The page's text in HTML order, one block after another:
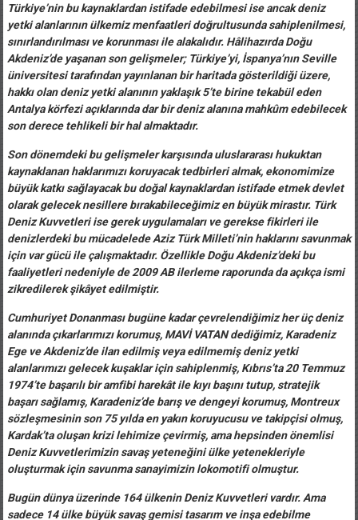
Türkiye’nin bu kaynaklardan istifade edebilmesi ise ancak deniz
yetki alanlarının ülkemiz menfaatleri doğrultusunda sahiplenilmesi,
sınırlandırılması ve korunması ile alakalıdır. Hâlihazırda Doğu
Akdeniz’de yaşanan son gelişmeler; Türkiye’yi, İspanya’nın Seville
üniversitesi tarafından yayınlanan bir haritada gösterildiği üzere,
hakkı olan deniz yetki alanının yaklaşık 5’te birine tekabül eden
Antalya körfezi açıklarında dar bir deniz alanına mahkûm edebilecek
son derece tehlikeli bir hal almaktadır.
Son dönemdeki bu gelişmeler karşısında uluslararası hukuktan
kaynaklanan haklarımızı koruyacak tedbirleri almak, ekonomimize
büyük katkı sağlayacak bu doğal kaynaklardan istifade etmek devlet
olarak gelecek nesillere bırakabileceğimiz en büyük mirastır. Türk
Deniz Kuvvetleri ise gerek uygulamaları ve gerekse fikirleri ile
denizlerdeki bu mücadelede Aziz Türk Milleti’nin haklarını savunmak
için var gücü ile çalışmaktadır. Özellikle Doğu Akdeniz’deki bu
faaliyetleri nedeniyle de 2009 AB ilerleme raporunda da açıkça ismi
zikredilerek şikâyet edilmiştir.
Cumhuriyet Donanması bugüne kadar çevrelendiğimiz her üç deniz
alanında çıkarlarımızı korumuş, MAVİ VATANdediğimiz, Karadeniz
Ege ve Akdeniz’de ilan edilmiş veya edilmemiş deniz yetki
alanlarımızı gelecek kuşaklar için sahiplenmiş, Kıbrıs’ta 20 Temmuz
1974’te başarılı bir amfibi harekât ile kıyı başını tutup, stratejik
başarı sağlamış, Karadeniz’de barış ve dengeyi korumuş, Montreux
sözleşmesinin son 75 yılda en yakın koruyucusu ve takipçisi olmuş,
Kardak’ta oluşan krizi lehimize çevirmiş, ama hepsinden önemlisi
Deniz Kuvvetlerimizin savaş yeteneğini ülke yetenekleriyle
oluşturmak için savunma sanayimizin lokomotifi olmuştur.
Bugün dünya üzerinde 164 ülkenin Deniz Kuvvetleri vardır. Ama
sadece 14 ülke büyük savaş gemisi tasarım ve inşa edebilme